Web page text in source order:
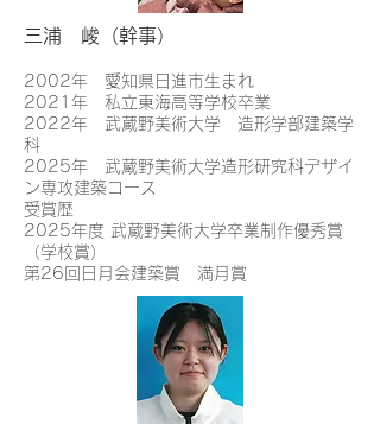
三浦 峻 （幹事）
2002年 愛知県日進市生まれ
2021年 私立東海高等学校卒業
2022年 武蔵野美術大学 造形学部建築学
科
2025年 武蔵野美術大学造形研究科デザイ
ン専攻建築コース
受賞歴
2025年度 武蔵野美術大学卒業制作優秀賞
（学校賞）
第26回日月会建築賞 満月賞